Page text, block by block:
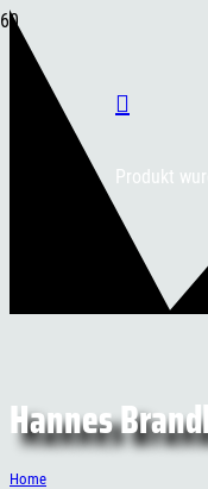
Produkt
Hannes
Home